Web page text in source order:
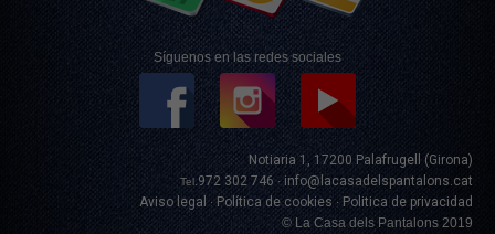
Síguenos en las redes sociales
Notiaria 1, 17200 Palafrugell (Girona)
Tel.972 302 746 · info@lacasadelspantalons.cat
Aviso legal
· Política de cookies · Politica de privacidad
© La Casa dels Pantalons 2019